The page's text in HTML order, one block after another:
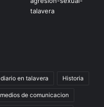
diario en talavera Historia
medios de comunicacion